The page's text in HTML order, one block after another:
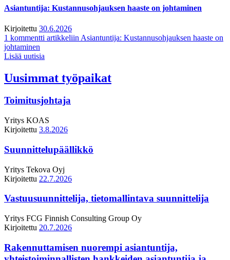
Asiantuntija: Kustannusohjauksen haaste on johtaminen
Kirjoitettu 30.6.2026
1 kommentti artikkeliin Asiantuntija: Kustannusohjauksen haaste on
johtaminen
Lisää uutisia
Uusimmat työpaikat
Toimitusjohtaja
Yritys KOAS
Kirjoitettu 3.8.2026
Suunnittelupäällikkö
Yritys Tekova Oyj
Kirjoitettu 22.7.2026
Vastuusuunnittelija, tietomallintava suunnittelija
Yritys FCG Finnish Consulting Group Oy
Kirjoitettu 20.7.2026
Rakennuttamisen nuorempi asiantuntija,